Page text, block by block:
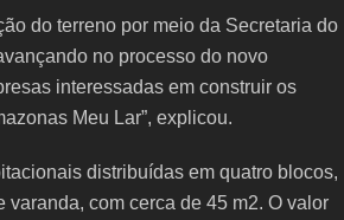
do terreno por meio da Secretaria do
no processo do novo
interessadas em construir os
Meu Lar”, explicou.
distribuídas em quatro blocos,
com cerca de 45 m2. O valor